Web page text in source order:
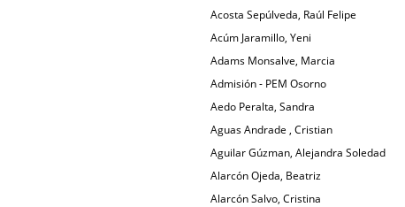
Acosta Sepúlveda, Raúl Felipe
Acúm Jaramillo, Yeni
Adams Monsalve, Marcia
Admisión - PEM Osorno
Aedo Peralta, Sandra
Aguas Andrade , Cristian
Aguilar Gúzman, Alejandra Soledad
Alarcón Ojeda, Beatriz
Alarcón Salvo, Cristina